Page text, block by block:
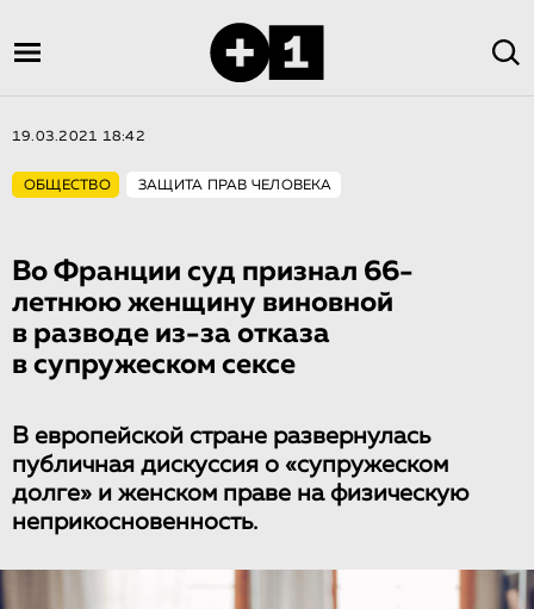
19.03.2021 18:42
ОБЩЕСТВО ЗАЩИТА ПРАВ ЧЕЛОВЕКА
Во Франции суд признал 66-
летнюю женщину виновной
в разводе из-за отказа
в супружеском сексе
В европейской стране развернулась
публичная дискуссия о «супружеском
долге» и женском праве на физическую
неприкосновенность.